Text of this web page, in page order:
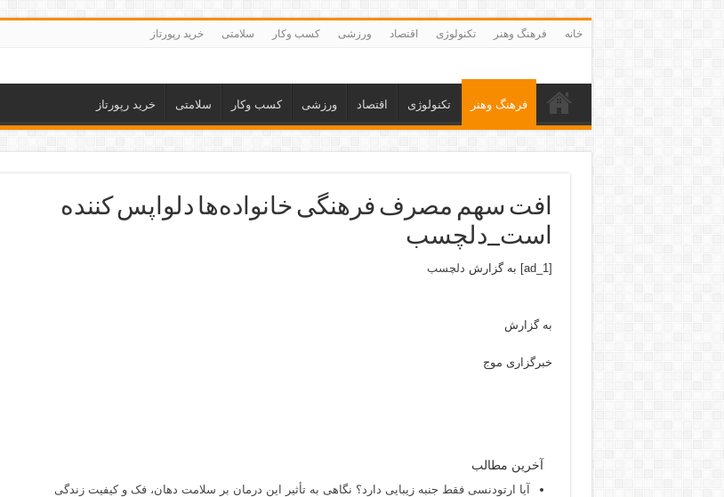
خانه فرهنگ وهنر تکنولوژی اقتصاد ورزشی کسب وکار سلامتی خرید رپورتاز
فرهنگ وهنر تکنولوژی اقتصاد ورزشی کسب وکار سلامتی خرید رپورتاز
افت سهم مصرف فرهنگی خانواده‌ها دلواپس کننده
است_دلچسب
[ad_1] به گزارش دلچسب
به گزارش
خبرگزاری موج
آخرین مطالب
آیا ارتودنسی فقط جنبه زیبایی دارد؟ نگاهی به تأثیر این درمان بر سلامت دهان، فک و کیفیت زندگی